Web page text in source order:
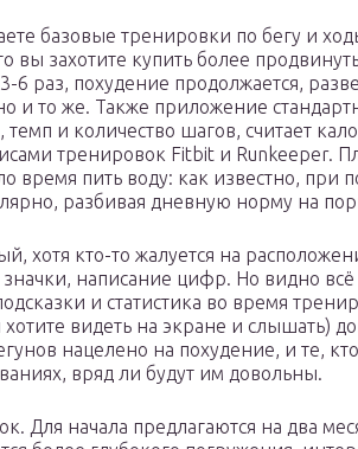
базовые тренировки по бегу и
вы захотите купить более
6 раз, похудение продолжается,
и то же. Также приложение
и количество шагов, считает
тренировок Fitbit и Runkeeper.
время пить воду: как известно, при
разбивая дневную норму на
хотя кто-то жалуется на
значки, написание цифр. Но видно
и статистика во время
видеть на экране и слышать)
нацелено на похудение, и те,
вряд ли будут им довольны.
Для начала предлагаются на два